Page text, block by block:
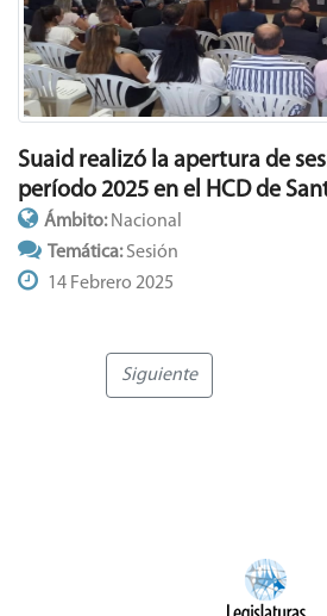
Suaid realizó la apertura de
período 2025 en el HCD de
Ámbito: Nacional
Temática:Sesión
14 Febrero 2025
Siguiente